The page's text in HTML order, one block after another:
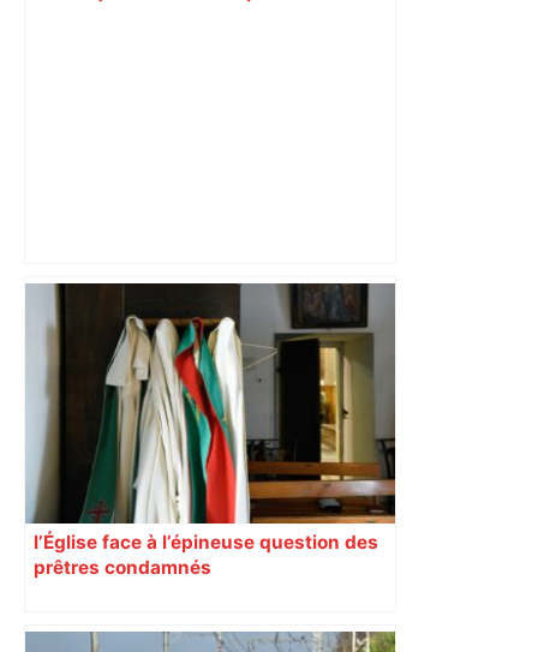
Mort mystérieuse près de Toulouse :
une émission de M6 revient sur l'affaire
Christian Abraham, retrouvé la gorge
tranchée et recouvert de feuilles il y a
deux ans – ladepeche.fr
l’Église face à l’épineuse question des
prêtres condamnés